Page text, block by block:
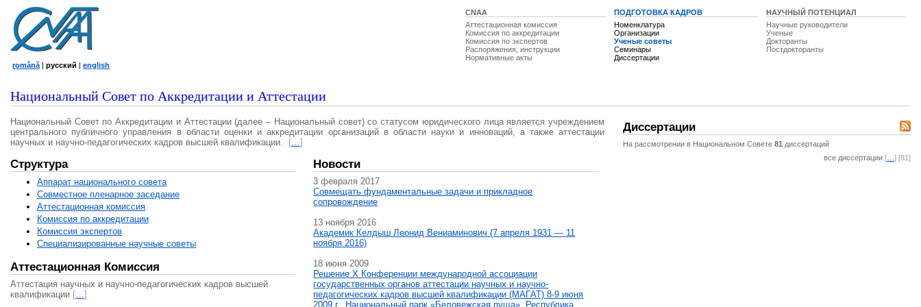
CNAA
Аттестационная комиссия
Комиссия по аккредитации
Комиссия по экспертов
Распоряжения, инструкции
Нормативные акты
ПОДГОТОВКА КАДРОВ
Номенклатура
Организации
Ученые советы
Семинары
Диссертации
НАУЧНЫЙ ПОТЕНЦИАЛ
Научные руководители
Ученые
Докторанты
Постдокторанты
română | русский | english
Национальный Совет по Аккредитации и Аттестации
Национальный Совет по Аккредитации и Аттестации (далее – Национальный совет) со статусом юридического лица является учреждением
центрального публичного управления в области оценки и аккредитации организаций в области науки и инноваций, а также аттестации
научных и научно-педагогических кадров высшей квалификации.
[…]
Структура
Аппарат национального совета
Совместное пленарное заседание
Аттестационная комисcия
Комиссия по аккредитации
Комиссия экспертов
Специализированные научные советы
Аттестационная Комиссия
Аттестация научных и научно-педагогических кадров высшей
квалификации […]
Новости
3 февраля 2017
Совмещать фундаментальные задачи и прикладное
сопровождение
13 ноября 2016
Академик Келдыш Леонид Вениаминович (7 апреля 1931 — 11
ноября 2016)
18 июня 2009
Решение X Конференции международной ассоциации
государственных органов аттестации научных и научно-
педагогических кадров высшей квалификации (МАГAT) 8-9 июня
2009 г., Национальный парк «Беловежская пуща», Республика
Диссертации
На рассмотрении в Национальном Совете 81 диссертаций
все диссертации [ ] [81]